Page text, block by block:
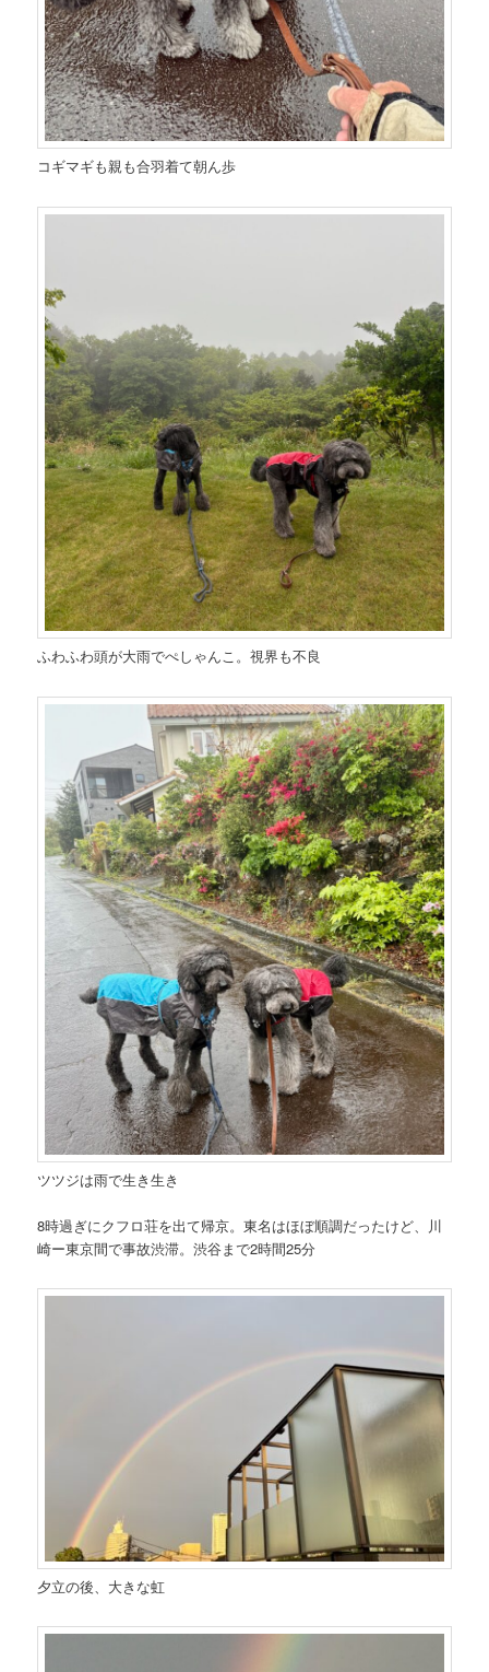
コギマギも親も合羽着て朝ん歩
ふわふわ頭が大雨でぺしゃんこ。視界も不良
ツツジは雨で生き生き
8時過ぎにクフロ荘を出て帰京。東名はほぼ順調だったけど、川
崎ー東京間で事故渋滞。渋谷まで2時間25分
夕立の後、大きな虹